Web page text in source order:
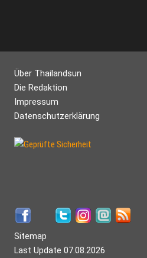
Über Thailandsun
Die Redaktion
Impressum
Datenschutzerklärung
Sitemap
Last Update 07.08.2026